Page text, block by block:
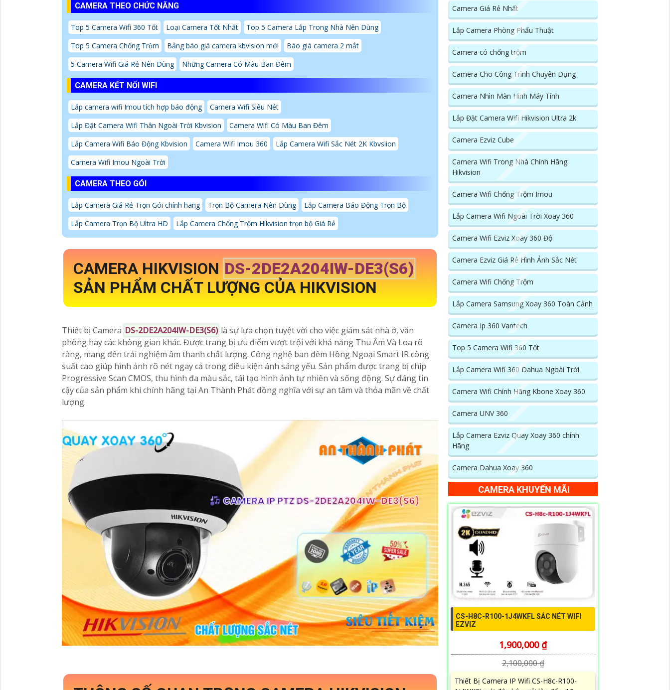
CAMERA THEO CHỨC NĂNG
Top 5 Camera Wifi 360 Tốt Loại Camera Tốt Nhất
Top 5 Camera Lắp Trong Nhà Nên Dùng
Top 5 Camera Chống Trộm
Bảng báo giá camera kbvision mới
Báo giá camera 2 mắt
5 Camera Wifi Giá Rẻ Nên Dùng
Những Camera Có Màu Ban Đêm
CAMERA KẾT NỐI WIFI
Lắp camera wifi Imou tích hợp báo động
Camera Wifi Siêu Nét
Lắp Đặt Camera Wifi Thân Ngoài Trời Kbvision
Camera Wifi Có Màu Ban Đêm
Lắp Camera Wifi Báo Động Kbvision
Camera Wifi Imou 360
Lắp Camera Wifi Sắc Nét 2K Kbvsiion
Camera Wifi Imou Ngoài Trời
CAMERA THEO GÓI
Lắp Camera Giá Rẻ Trọn Gói chính hãng Trọn Bộ Camera Nên Dùng
Lắp Camera Báo Động Trọn Bộ
Lắp Camera Trọn Bộ Ultra HD
Lắp Camera Chống Trộm Hikvision trọn bộ Giá Rẻ
CAMERA HIKVISION DS-2DE2A204IW-DE3(S6)
SẢN PHẨM CHẤT LƯỢNG CỦA HIKVISION
Thiết bị Camera DS-2DE2A204IW-DE3(S6) là sự lựa chọn tuyệt vời cho việc giám sát nhà ở, văn
phòng hay các không gian khác. Được trang bị ưu điểm vượt trội với khả năng Thu Âm Và Loa rõ
ràng, mang đến trải nghiệm âm thanh chất lượng. Công nghệ ban đêm Hồng Ngoại Smart IR công
suất cao giúp hình ảnh rõ nét ngay cả trong điều kiện ánh sáng yếu. Sản phẩm được trang bị chip
Progressive Scan CMOS, thu hình đa màu sắc, tái tạo hình ảnh tự nhiên và sống động. Sự đáng tin
cậy của sản phẩm khi chính hãng tại An Thành Phát đồng nghĩa với sự an tâm và thỏa mãn về chất
lượng.
Camera Giá Rẻ Nhất
Lắp Camera Phòng Phẩu Thuật
Camera có chống trộm
Camera Cho Công Trình Chuyên Dụng
Camera Nhìn Màn Hình Máy Tính
Lắp Đặt Camera Wifi Hikvision Ultra 2k
Camera Ezviz Cube
Camera Wifi Trong Nhà Chính Hãng
Hikvision
Camera Wifi Chống Trộm Imou
Lắp Camera Wifi Ngoài Trời Xoay 360
Camera Wifi Ezviz Xoay 360 Độ
Camera Ezviz Giá Rẻ Hình Ảnh Sắc Nét
Camera Wifi Chống Trộm
Lắp Camera Samsung Xoay 360 Toàn Cảnh
Camera Ip 360 Vantech
Top 5 Camera Wifi 360 Tốt
Lắp Camera Wifi 360 Dahua Ngoài Trời
Camera Wifi Chính Hãng Kbone Xoay 360
Camera UNV 360
Lắp Camera Ezviz Quay Xoay 360 chính
Hãng
Camera Dahua Xoay 360
CAMERA KHUYẾN MÃI
CS-H8C-R100-1J4WKFL SẮC NÉT WIFI
EZVIZ
1,900,000 ₫
2,100,000 ₫
Thiết Bị Camera IP Wifi CS-H8c-R100-